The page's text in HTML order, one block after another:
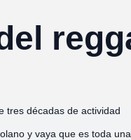
tres décadas de actividad
y vaya que es toda